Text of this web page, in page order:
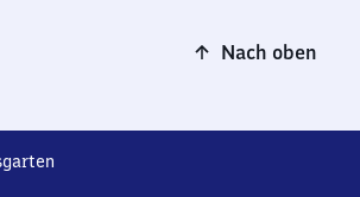
Nach oben
Düsseldorf